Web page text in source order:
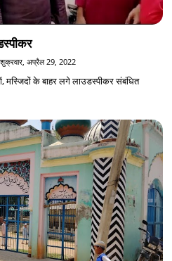
शुक्रवार, अप्रैल 29, 2022
मस्जिदों के बाहर लगे लाउडस्पीकर संबंधित